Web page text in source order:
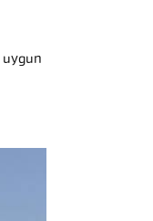
uygun